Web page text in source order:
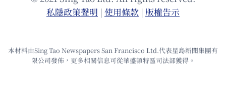
私隱政策聲明 | 使⽤條款 | 版權告⽰
本材料由Sing Tao Newspapers San Francisco Ltd.代表星島新聞集團有
限公司發佈，更多相關信息可從華盛頓特區司法部獲得。